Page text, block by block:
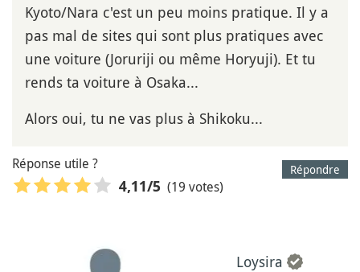
Kyoto/Nara c'est un peu moins pratique. Il y a
pas mal de sites qui sont plus pratiques avec
une voiture (Joruriji ou même Horyuji). Et tu
rends ta voiture à Osaka...
Alors oui, tu ne vas plus à Shikoku...
Répondre
Réponse utile ?
4,11/5 (19 votes)
Loysira